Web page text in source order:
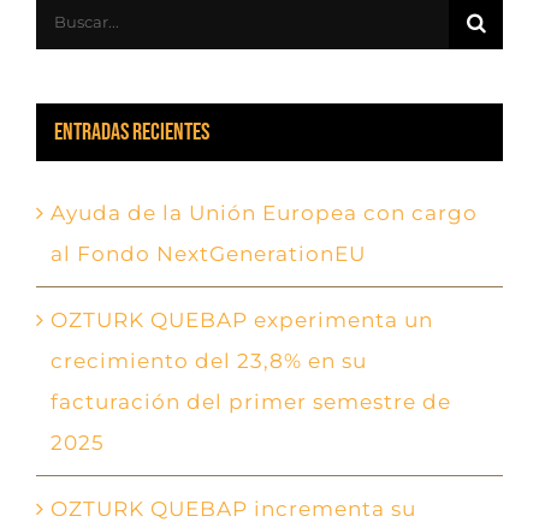
Buscar:
Entradas recientes
Ayuda de la Unión Europea con cargo
al Fondo NextGenerationEU
OZTURK QUEBAP experimenta un
crecimiento del 23,8% en su
facturación del primer semestre de
2025
OZTURK QUEBAP incrementa su